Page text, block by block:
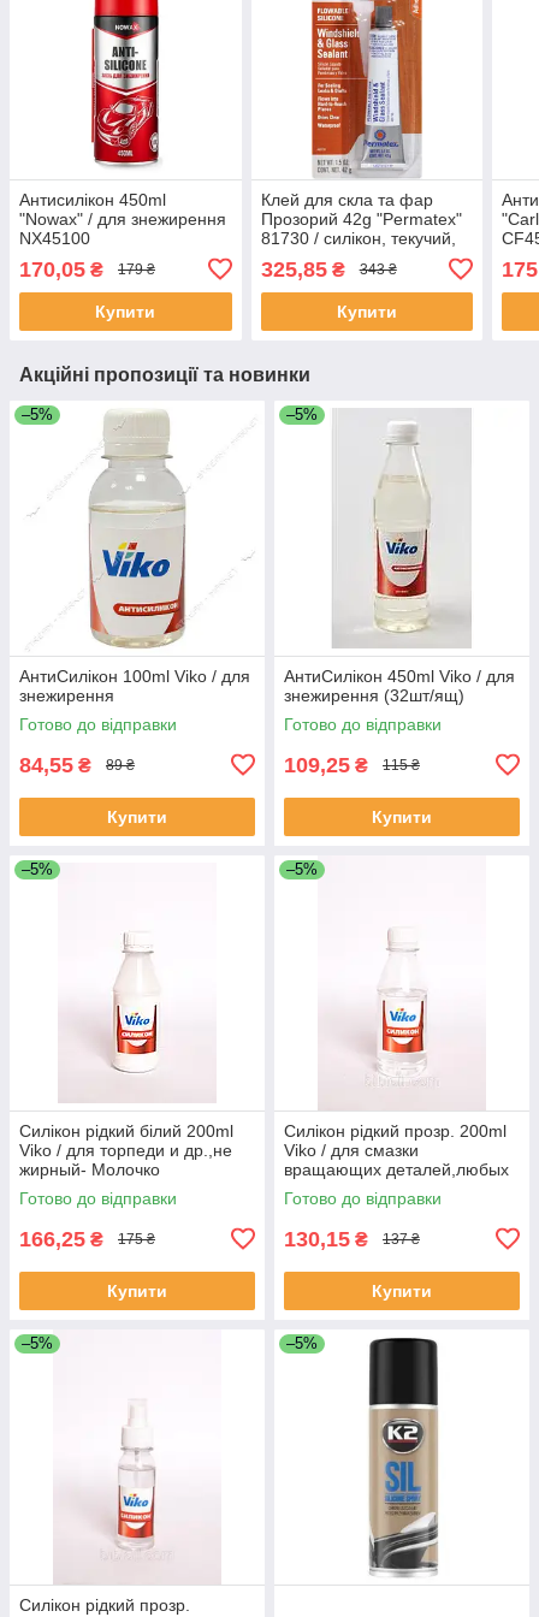
Антисилікон 450ml
"Nowax" / для знежирення
NX45100
170,05 ₴ 179 ₴
Купити
Клей для скла та фар
Прозорий 42g "Permatex"
81730 / силікон, текучий,
325,85₴ 343 ₴
Купити
Акційні пропозиції та новинки
–5%
АнтиСилікон 100ml Viko / для
знежирення
Готово до відправки
84,55 ₴ 89 ₴
Купити
–5%
АнтиСилікон 450ml Viko / для
знежирення (32шт/ящ)
Готово до відправки
109,25 ₴ 115 ₴
Купити
–5%
Силікон рідкий білий 200ml
Viko / для торпеди и др.,не
жирный- Молочко
Готово до відправки
166,25 ₴ 175 ₴
Купити
–5%
Силікон рідкий прозр. 200ml
Viko / для смазки
вращающих деталей,любых
рез. изделий (40шт)
Готово до відправки
130,15 ₴ 137 ₴
Купити
–5%
Силікон рідкий прозр.
–5%